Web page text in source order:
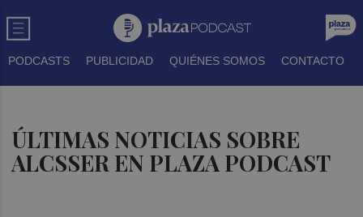
PODCASTS PUBLICIDAD QUIÉNES SOMOS CONTACTO
ÚLTIMAS NOTICIAS SOBRE
ALCSSER EN PLAZA PODCAST